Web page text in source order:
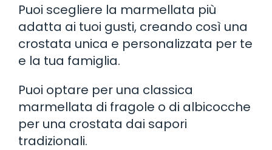
Puoi scegliere la marmellata più
adatta ai tuoi gusti, creando così una
crostata unica e personalizzata per te
e la tua famiglia.
Puoi optare per una classica
marmellata di fragole o di albicocche
per una crostata dai sapori
tradizionali.